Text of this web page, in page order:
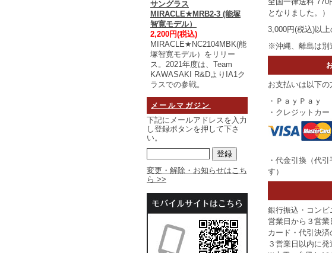
サングラス
MIRACLE★MRB2-3 (能塚
智寛モデル）
2,200円(税込)
MIRACLE★NC2104MBK(能
塚智寛モデル）をリリー
ス。2021年度は、Team
KAWASAKI R&DよりIA1ク
ラスでの参戦。
メールマガジン
下記にメールアドレスを入力
し登録ボタンを押して下さ
い。
変更・解除・お知らせはこち
ら >>
となりました。）
3,000円(税込)以
※沖縄、離島は別
お支払いは以下の
・ＰａｙＰａｙ
・クレジットカー
・代金引換（代
す）
銀行振込・コン
営業日から３営業
カード・代引決
３営業日以内に発